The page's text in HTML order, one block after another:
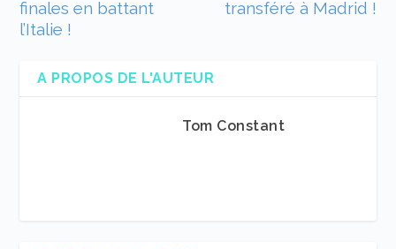
finales en battant
l’Italie !
transféré à Madrid !
A PROPOS DE L'AUTEUR
Tom Constant